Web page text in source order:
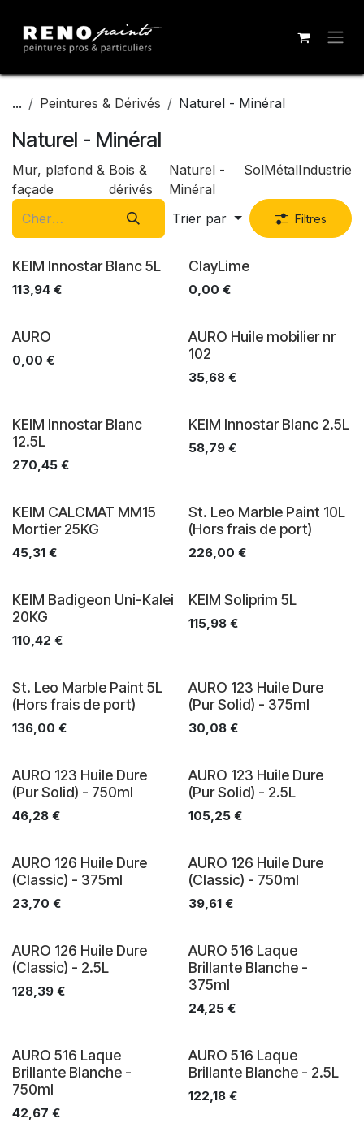
... Peintures & Dérivés Naturel - Minéral
Naturel - Minéral
Mur, plafond &
façade
Bois &
dérivés
Naturel -
Minéral
SolMétalIndustrie
Trier par Filtres
KEIM Innostar Blanc 5L
113,94 €
ClayLime
0,00 €
AURO
0,00 €
AURO Huile mobilier nr
102
35,68€
KEIM Innostar Blanc
12.5L
270,45 €
KEIM Innostar Blanc 2.5L
58,79€
KEIM CALCMAT MM15
Mortier 25KG
45,31 €
St. Leo Marble Paint 10L
(Hors frais de port)
226,00 €
KEIM Badigeon Uni-Kalei
20KG
110,42 €
KEIM Soliprim 5L
115,98€
St. Leo Marble Paint 5L
(Hors frais de port)
136,00 €
AURO 123 Huile Dure
(Pur Solid) - 375ml
30,08€
AURO 123 Huile Dure
(Pur Solid) - 750ml
46,28 €
AURO 123 Huile Dure
(Pur Solid) - 2.5L
105,25€
AURO 126 Huile Dure
(Classic) - 375ml
23,70 €
AURO 126 Huile Dure
(Classic) - 750ml
39,61€
AURO 126 Huile Dure
(Classic) - 2.5L
128,39 €
AURO 516 Laque
Brillante Blanche -
375ml
24,25€
AURO 516 Laque
Brillante Blanche -
750ml
42,67 €
AURO 516 Laque
Brillante Blanche - 2.5L
122,18€